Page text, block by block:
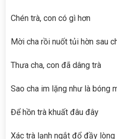
Chén trà, con có gì hơn
Mời cha rồi nuốt tủi hờn sau
Thưa cha, con đã dâng trà
Sao cha im lặng như là bóng
Để hồn trà khuất đâu đây
Xác trà lạnh ngắt đổ đầy lòng